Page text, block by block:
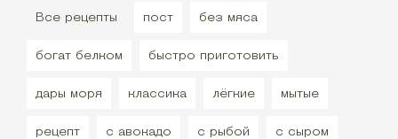
Все рецепты пост без мяса
богат белком быстро приготовить
дары моря классика лёгкие мытые
рецепт с авокадо с рыбой с сыром